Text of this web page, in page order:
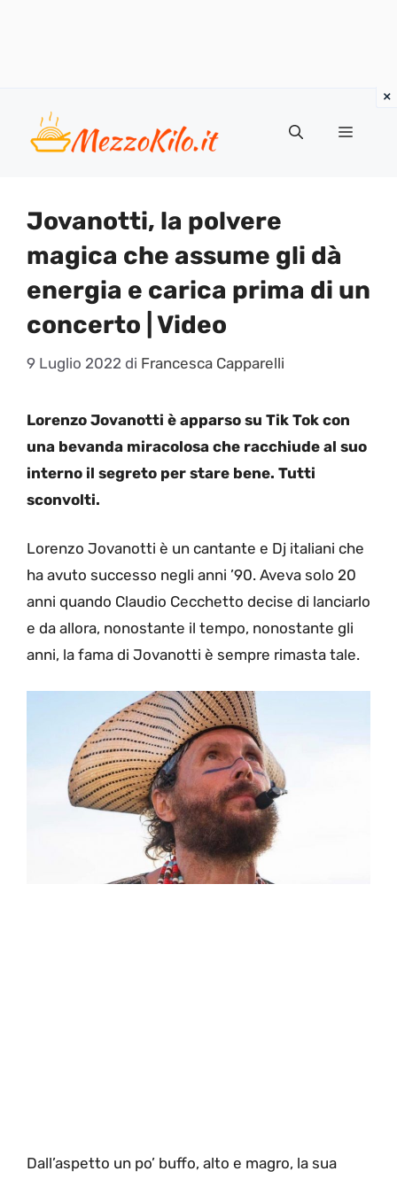
contenuto
Menu
Jovanotti, la polvere
magica che assume gli dà
energia e carica prima di un
concerto | Video
9 Luglio 2022 di Francesca Capparelli
Lorenzo Jovanotti è apparso su Tik Tok con
una bevanda miracolosa che racchiude al suo
interno il segreto per stare bene. Tutti
sconvolti.
Lorenzo Jovanotti è un cantante e Dj italiani che
ha avuto successo negli anni ’90. Aveva solo 20
anni quando Claudio Cecchetto decise di lanciarlo
e da allora, nonostante il tempo, nonostante gli
anni, la fama di Jovanotti è sempre rimasta tale.
Dall’aspetto un po’ buffo, alto e magro, la sua